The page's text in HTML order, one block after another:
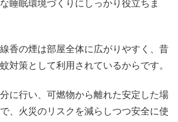
睡眠環境づくりにしっかり役立ちま
香の煙は部屋全体に広がりやすく、昔
対策として利用されているからです。
に行い、可燃物から離れた安定した場
、火災のリスクを減らしつつ安全に使